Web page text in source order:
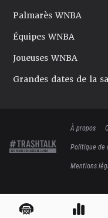
Palmarès WNBA
Équipes WNBA
Joueuses WNBA
Grandes dates de la
À propos
Politique de
Mentions